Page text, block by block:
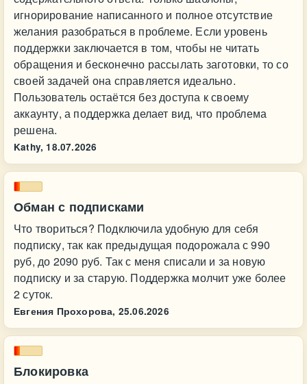
игнорирование написанного и полное отсутствие
желания разобраться в проблеме. Если уровень
поддержки заключается в том, чтобы не читать
обращения и бесконечно рассылать заготовки, то со
своей задачей она справляется идеально.
Пользователь остаётся без доступа к своему
аккаунту, а поддержка делает вид, что проблема
решена.
Kathy, 18.07.2026
Обман с подписками
Что твориться? Подключила удобную для себя
подписку, так как предыдущая подорожала с 990
руб, до 2090 руб. Так с меня списали и за новую
подписку и за старую. Поддержка молчит уже более
2 суток.
Евгения Прохорова, 25.06.2026
Блокировка